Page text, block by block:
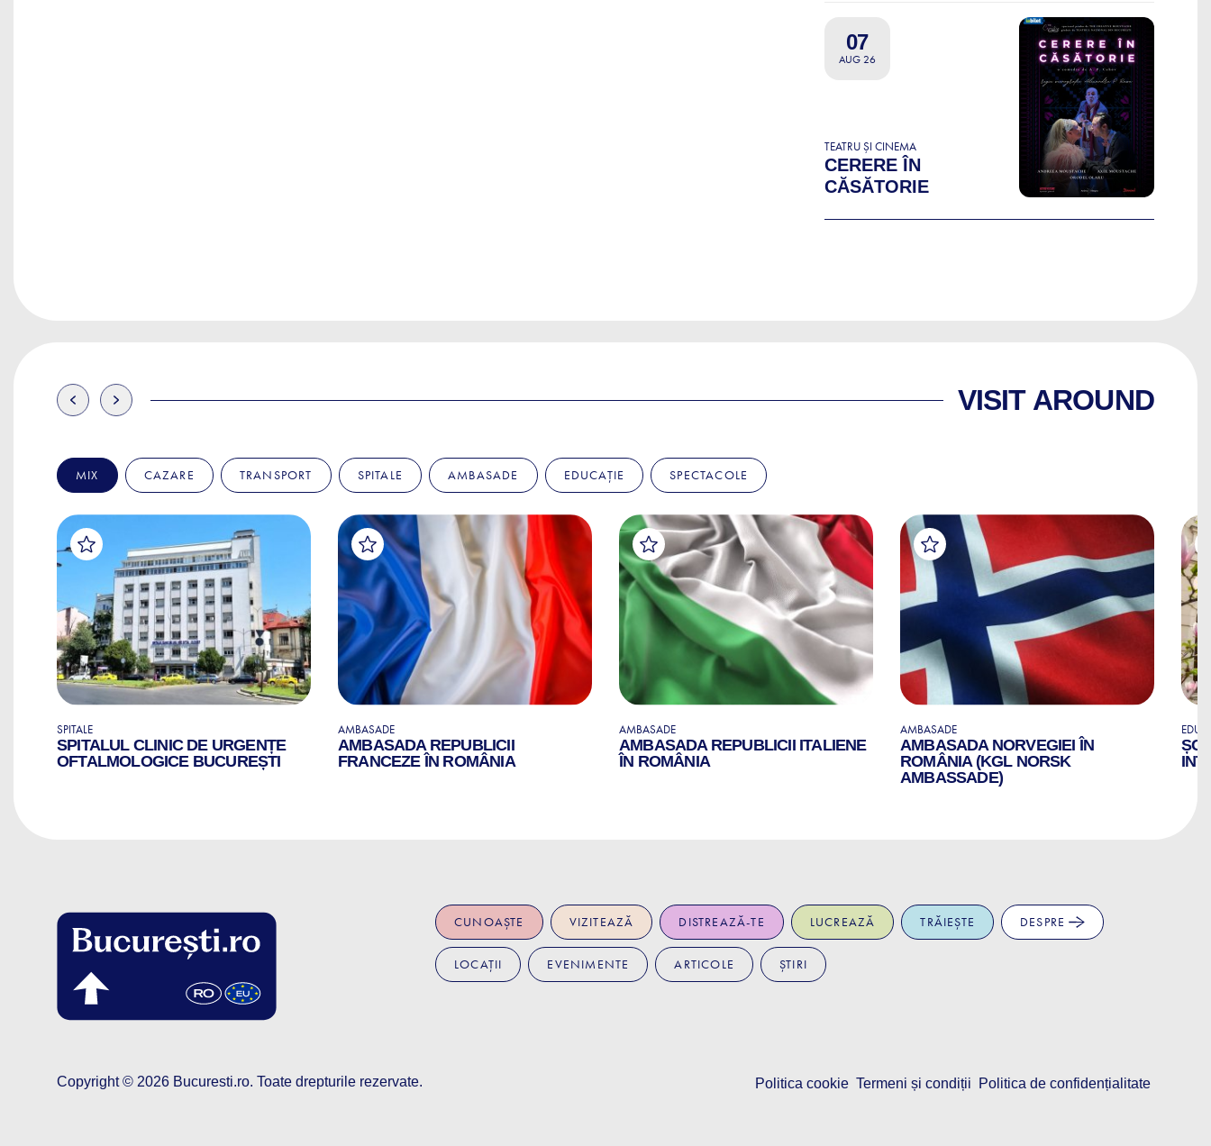
07
AUG 26
TEATRU ȘI CINEMA
CERERE ÎN
CĂSĂTORIE
VISIT AROUND
MIX CAZARE TRANSPORT SPITALE AMBASADE EDUCAȚIE SPECTACOLE
SPITALE
SPITALUL CLINIC DE URGENȚE
OFTALMOLOGICE BUCUREȘTI
AMBASADE
AMBASADA REPUBLICII
FRANCEZE ÎN ROMÂNIA
AMBASADE
AMBASADA REPUBLICII ITALIENE
ÎN ROMÂNIA
AMBASADE
AMBASADA NORVEGIEI ÎN
ROMÂNIA (KGL NORSK
AMBASSADE)
CUNOAȘTE VIZITEAZĂ DISTREAZĂ-TE LUCREAZĂ TRĂIEȘTE DESPRE
LOCAȚII EVENIMENTE ARTICOLE ȘTIRI
Copyright © 2026 Bucuresti.ro. Toate drepturile rezervate. Politica cookie Termeni și condiții Politica de confidențialitate